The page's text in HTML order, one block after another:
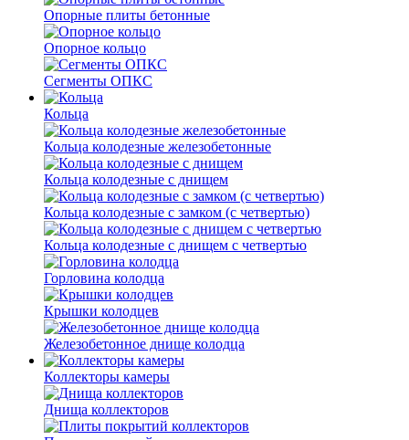
Опорные плиты бетонные
Опорное кольцо
Сегменты ОПКС
Кольца
Кольца колодезные железобетонные
Кольца колодезные с днищем
Кольца колодезные с замком (с четвертью)
Кольца колодезные с днищем с четвертью
Горловина колодца
Крышки колодцев
Железобетонное днище колодца
Коллекторы камеры
Днища коллекторов